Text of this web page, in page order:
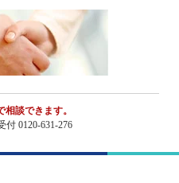
談できます。
付 0120-631-276